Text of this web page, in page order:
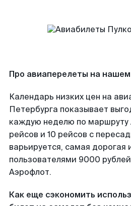
Про авиаперелеты на
Календарь низких цен на
Петербурга показывает
каждую неделю по маршруту
рейсов и 10 рейсов с
варьируется, самая дорогая
пользователями 9000
Аэрофлот.
Как еще сэкономить